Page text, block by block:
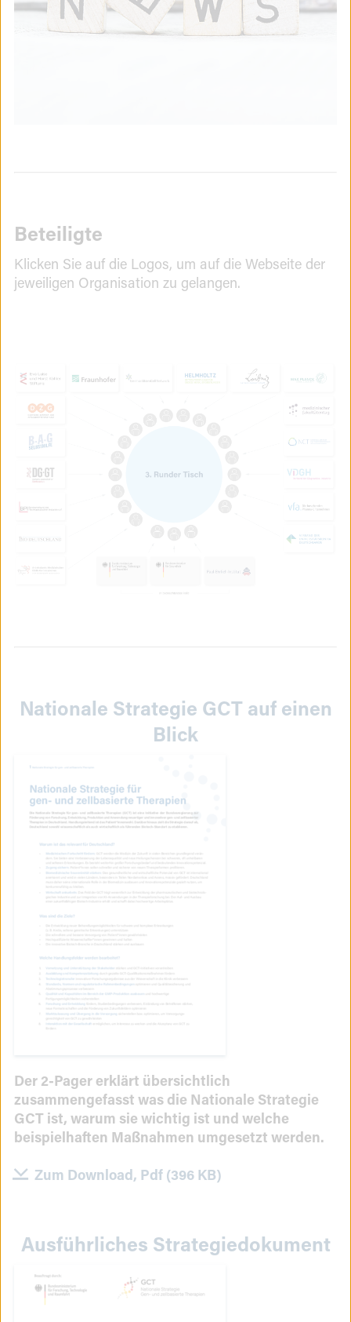
Beteiligte
Klicken Sie auf die Logos, um auf die Webseite der
jeweiligen Organisation zu gelangen.
Nationale Strategie GCT auf einen
Blick
Der 2-Pager erklärt übersichtlich
zusammengefasst was die Nationale Strategie
GCT ist, warum sie wichtig ist und welche
beispielhaften Maßnahmen umgesetzt werden.
Zum Download, Pdf (396 KB)
Ausführliches Strategiedokument